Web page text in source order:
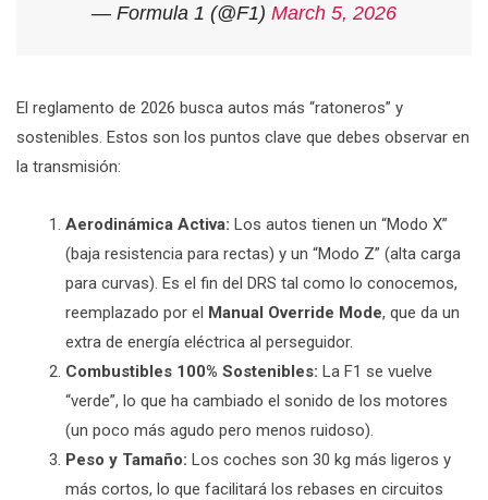
— Formula 1 (@F1) March 5, 2026
El reglamento de 2026 busca autos más “ratoneros” y
sostenibles. Estos son los puntos clave que debes observar en
la transmisión:
Aerodinámica Activa: Los autos tienen un “Modo X”
(baja resistencia para rectas) y un “Modo Z” (alta carga
para curvas). Es el fin del DRS tal como lo conocemos,
reemplazado por el Manual Override Mode, que da un
extra de energía eléctrica al perseguidor.
Combustibles 100% Sostenibles: La F1 se vuelve
“verde”, lo que ha cambiado el sonido de los motores
(un poco más agudo pero menos ruidoso).
Peso y Tamaño: Los coches son 30 kg más ligeros y
más cortos, lo que facilitará los rebases en circuitos